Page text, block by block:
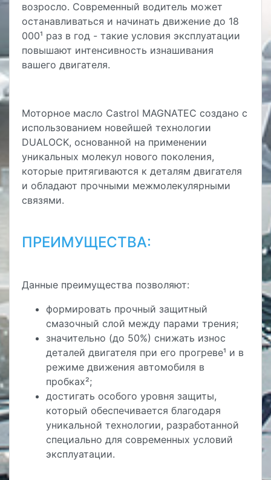
возросло. Современный водитель может
останавливаться и начинать движение до 18
000¹ раз в год - такие условия эксплуатации
повышают интенсивность изнашивания
вашего двигателя.
Моторное масло Castrol MAGNATEC создано с
использованием новейшей технологии
DUALOCK, основанной на применении
уникальных молекул нового поколения,
которые притягиваются к деталям двигателя
и обладают прочными межмолекулярными
связями.
ПРЕИМУЩЕСТВА:
Данные преимущества позволяют:
формировать прочный защитный
смазочный слой между парами трения;
значительно (до 50%) снижать износ
деталей двигателя при его прогреве¹ и в
режиме движения автомобиля в
пробках²;
достигать особого уровня защиты,
который обеспечивается благодаря
уникальной технологии, разработанной
специально для современных условий
эксплуатации.